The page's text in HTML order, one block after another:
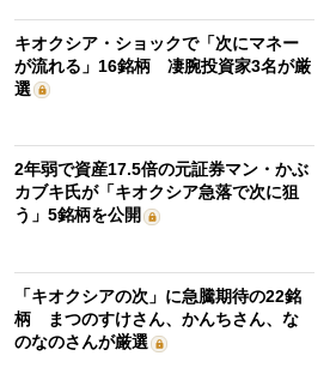
キオクシア・ショックで「次にマネー
が流れる」16銘柄 凄腕投資家3名が厳
選
2年弱で資産17.5倍の元証券マン・かぶ
カブキ氏が「キオクシア急落で次に狙
う」5銘柄を公開
「キオクシアの次」に急騰期待の22銘
柄 まつのすけさん、かんちさん、な
のなのさんが厳選